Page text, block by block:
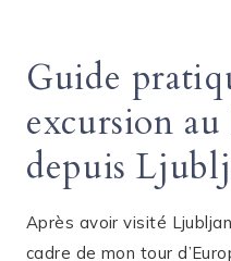
Guide
excursion
depuis
Après avoir visité
cadre de mon tour